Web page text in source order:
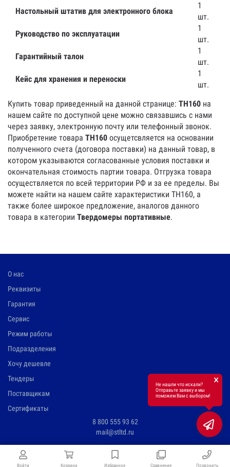
Войти Корзина Избранное Сравнение Позвонить
Настольный штатив для электронного блока
1
шт.
Руководство по эксплуатации
1
шт.
Гарантийный талон
1
шт.
Кейс для хранения и переноски
1
шт.
Купить товар приведенный на данной странице: TH160 на
нашем сайте по доступной цене можно связавшись с нами
через заявку, электронную почту или телефонный звонок.
Приобретение товара TH160 осущетсвляется на основании
полученного счета (договора поставки) на данный товар, в
котором указываются согласованные условия поставки и
окончательная стоимость партии товара. Отгрузка товара
осуществляется по всей территории РФ и за ее пределы. Вы
можете найти на нашем сайте характеристики TH160, а
также более широкое предложение, аналогов данного
товара в категории Твердомеры портативные.
О нас
Реквизиты
Гарантия
Сервис
Режим работы
Подразделения
Хочу дешевле
Тендеры
Поставщикам
Сертификаты
8 800 555 93 62
mail@stltd.ru
Не нашли что искали?
Отправьте заявку и мы
поможем Вам с выбором!
×